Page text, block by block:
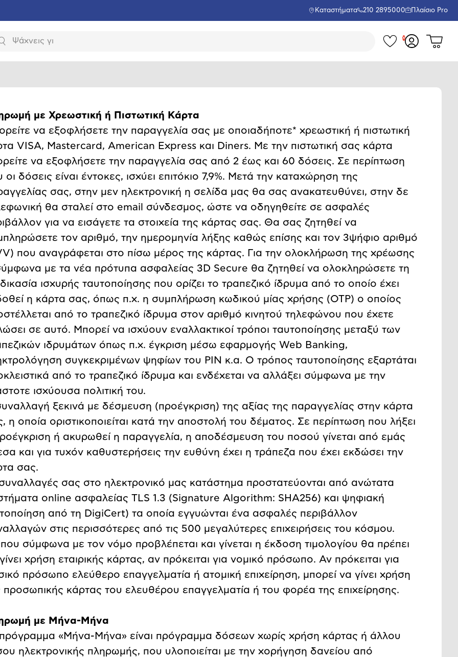
Καταστήματα 210 2895000 Πλαίσιο Pro
Αναζήτηση
Τα
Δες
με Χρεωστική ή Πιστωτική Κάρτα
να εξοφλήσετε την παραγγελία σας με οποιαδήποτε* χρεωστική ή πιστωτική
VISA, Mastercard, American Express και Diners. Με την πιστωτική σας κάρτα
να εξοφλήσετε την παραγγελία σας από 2 έως και 60 δόσεις. Σε περίπτωση
οι δόσεις είναι έντοκες, ισχύει επιτόκιο 7,9%. Μετά την καταχώρηση της
σας, στην μεν ηλεκτρονική η σελίδα μας θα σας ανακατευθύνει, στην δε
θα σταλεί στο email σύνδεσμος, ώστε να οδηγηθείτε σε ασφαλές
για να εισάγετε τα στοιχεία της κάρτας σας. Θα σας ζητηθεί να
τον αριθμό, την ημερομηνία λήξης καθώς επίσης και τον 3ψήφιο αριθμό
που αναγράφεται στο πίσω μέρος της κάρτας. Για την ολοκλήρωση της χρέωσης
με τα νέα πρότυπα ασφαλείας 3D Secure θα ζητηθεί να ολοκληρώσετε τη
ισχυρής ταυτοποίησης που ορίζει το τραπεζικό ίδρυμα από το οποίο έχει
η κάρτα σας, όπως π.χ. η συμπλήρωση κωδικού μίας χρήσης (OTP) o οποίος
από το τραπεζικό ίδρυμα στον αριθμό κινητού τηλεφώνου που έχετε
σε αυτό. Μπορεί να ισχύουν εναλλακτικοί τρόποι ταυτοποίησης μεταξύ των
ιδρυμάτων όπως π.χ. έγκριση μέσω εφαρμογής Web Banking,
συγκεκριμένων ψηφίων του PIN κ.α. Ο τρόπος ταυτοποίησης εξαρτάται
από το τραπεζικό ίδρυμα και ενδέχεται να αλλάξει σύμφωνα με την
ισχύουσα πολιτική του.
ξεκινά με δέσμευση (προέγκριση) της αξίας της παραγγελίας στην κάρτα
η οποία οριστικοποιείται κατά την αποστολή του δέματος. Σε περίπτωση που λήξει
ή ακυρωθεί η παραγγελία, η αποδέσμευση του ποσού γίνεται από εμάς
και για τυχόν καθυστερήσεις την ευθύνη έχει η τράπεζα που έχει εκδώσει την
σας.
σας στο ηλεκτρονικό μας κατάστημα προστατεύονται από ανώτατα
online ασφαλείας TLS 1.3 (Signature Algorithm: SHA256) και ψηφιακή
από τη DigiCert) τα οποία εγγυώνται ένα ασφαλές περιβάλλον
στις περισσότερες από τις 500 μεγαλύτερες επιχειρήσεις του κόσμου.
σύμφωνα με τον νόμο προβλέπεται και γίνεται η έκδοση τιμολογίου θα πρέπει
χρήση εταιρικής κάρτας, αν πρόκειται για νομικό πρόσωπο. Αν πρόκειται για
πρόσωπο ελεύθερο επαγγελματία ή ατομική επιχείρηση, μπορεί να γίνει χρήση
προσωπικής κάρτας του ελευθέρου επαγγελματία ή του φορέα της επιχείρησης.
με Μήνα-Μήνα
«Μήνα-Μήνα» είναι πρόγραμμα δόσεων χωρίς χρήση κάρτας ή άλλου
ηλεκτρονικής πληρωμής, που υλοποιείται με την χορήγηση δανείου από